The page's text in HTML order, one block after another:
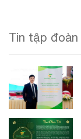
Tin tập đoàn